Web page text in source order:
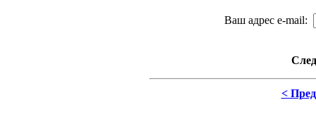
Ваш адрес e-mail:
<